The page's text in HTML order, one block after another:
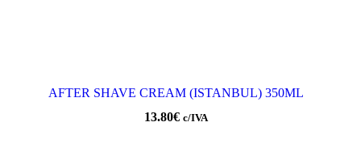
AFTER SHAVE CREAM (ISTANBUL) 350ML
13.80€ c/IVA